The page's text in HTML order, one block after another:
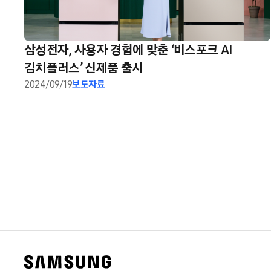
삼성전자, 사용자 경험에 맞춘 ‘비스포크 AI
김치플러스’ 신제품 출시
2024/09/19보도자료